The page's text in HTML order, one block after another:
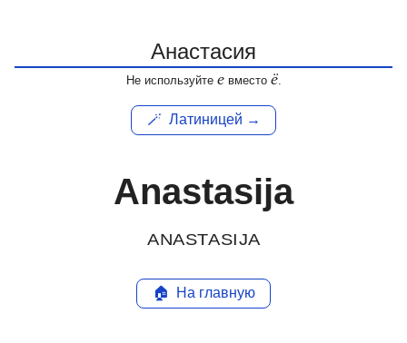
Не используйте евместо ё.
🪄 Латиницей →
Anastasija
ANASTASIJA
🏠 На главную